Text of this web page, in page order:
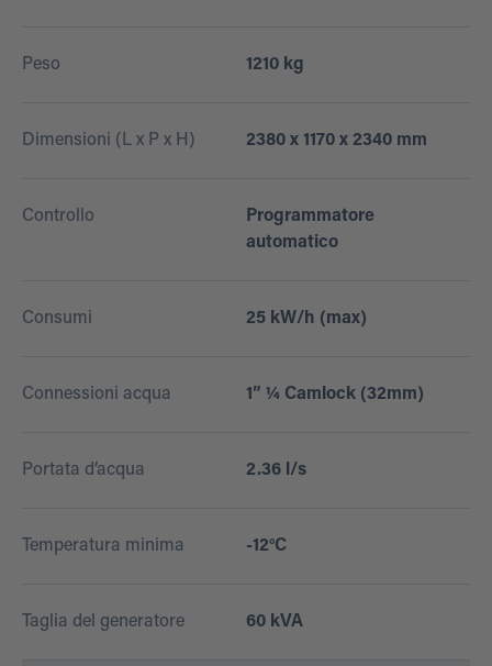
Peso 1210 kg
Dimensioni (L x P x H) 2380 x 1170 x 2340 mm
Controllo
Programmatore
automatico
Consumi 25 kW/h (max)
Connessioni acqua 1” ¼ Camlock (32mm)
Portata d’acqua 2.36 l/s
Temperatura minima -12°C
Taglia del generatore 60 kVA